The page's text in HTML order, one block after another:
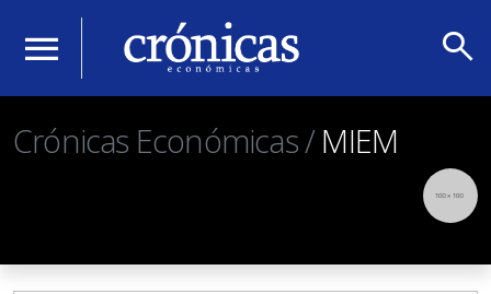
menu search
Crónicas Económicas /MIEM